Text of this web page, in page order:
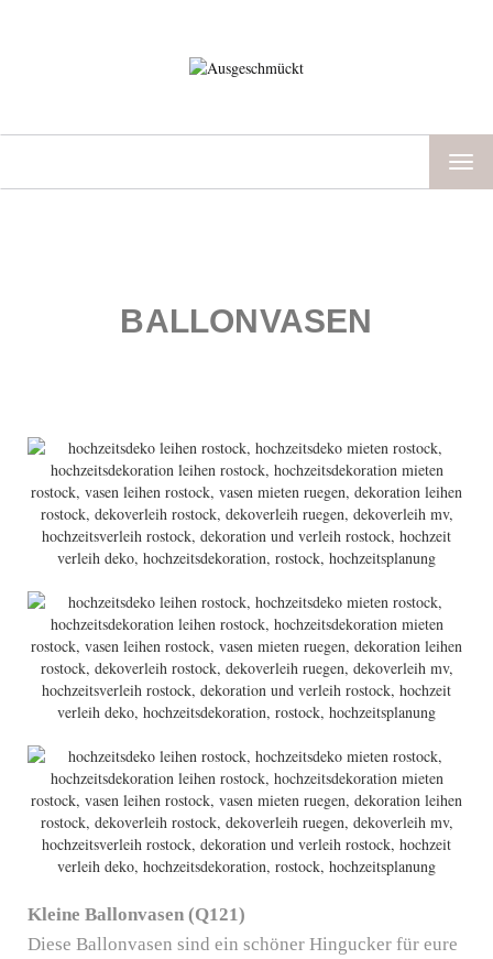
BALLONVASEN
Kleine Ballonvasen (Q121)
Diese Ballonvasen sind ein schöner Hingucker für eure